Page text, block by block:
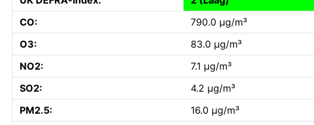
CO:
790.0 µg/m³
O3:
83.0 µg/m³
NO2:
7.1 µg/m³
SO2:
4.2 µg/m³
PM2.5:
16.0 µg/m³